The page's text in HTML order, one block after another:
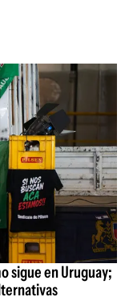
sigue en Uruguay;